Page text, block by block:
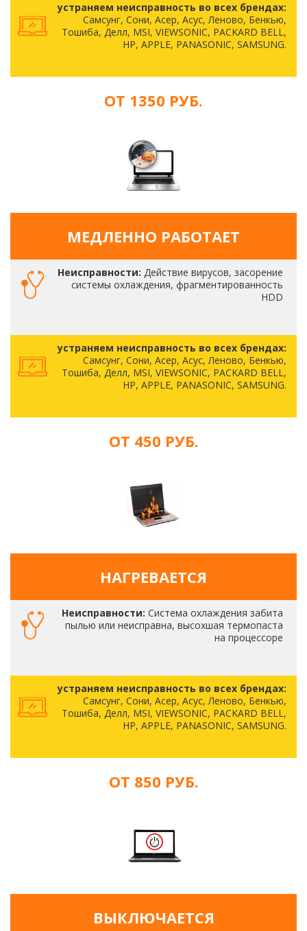
устраняем неисправность во всех брендах:
Самсунг, Сони, Асер, Асус, Леново, Бенкью,
Тошиба, Делл, MSI, VIEWSONIC, PACKARD BELL,
HP, APPLE, PANASONIC, SAMSUNG.
ОТ 1350 РУБ.
МЕДЛЕННО РАБОТАЕТ
Неисправности: Действие вирусов, засорение
системы охлаждения, фрагментированность
HDD
устраняем неисправность во всех брендах:
Самсунг, Сони, Асер, Асус, Леново, Бенкью,
Тошиба, Делл, MSI, VIEWSONIC, PACKARD BELL,
HP, APPLE, PANASONIC, SAMSUNG.
ОТ 450 РУБ.
НАГРЕВАЕТСЯ
Неисправности: Система охлаждения забита
пылью или неисправна, высохшая термопаста
на процессоре
устраняем неисправность во всех брендах:
Самсунг, Сони, Асер, Асус, Леново, Бенкью,
Тошиба, Делл, MSI, VIEWSONIC, PACKARD BELL,
HP, APPLE, PANASONIC, SAMSUNG.
ОТ 850 РУБ.
ВЫКЛЮЧАЕТСЯ